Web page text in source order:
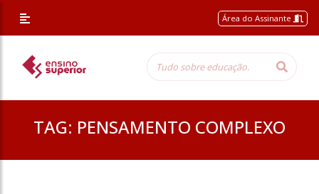
Área do Assinante
TAG: PENSAMENTO COMPLEXO